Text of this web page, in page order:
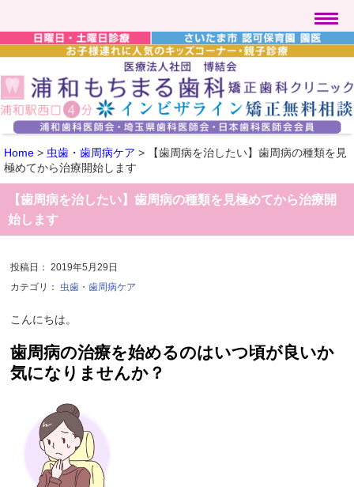
Home > 虫歯・歯周病ケア >
【歯周病を治したい】歯周病の種類を見
極めてから治療開始します
【歯周病を治したい】歯周病の種類を見極めてから治療開
始します
投稿日：2019年5月29日
カテゴリ： 虫歯・歯周病ケア
こんにちは。
歯周病の治療を始めるのはいつ頃が良いか
気になりませんか？